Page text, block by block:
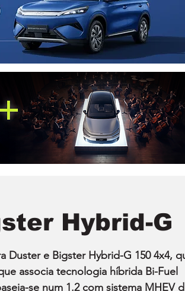
Hybrid-G
Duster e Bigster Hybrid-G 150 4x4,
associa tecnologia híbrida Bi-Fuel
se num 1.2 com sistema MHEV